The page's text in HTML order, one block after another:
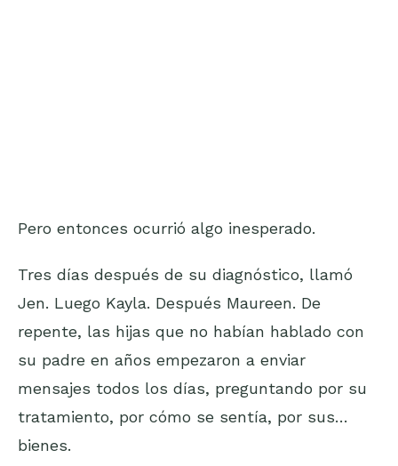
Pero entonces ocurrió algo inesperado.
Tres días después de su diagnóstico, llamó
Jen. Luego Kayla. Después Maureen. De
repente, las hijas que no habían hablado con
su padre en años empezaron a enviar
mensajes todos los días, preguntando por su
tratamiento, por cómo se sentía, por sus…
bienes.